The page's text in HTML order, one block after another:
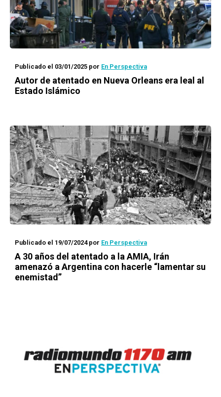
Publicado el 03/01/2025 por En Perspectiva
Autor de atentado en Nueva Orleans era leal al
Estado Islámico
Publicado el 19/07/2024por En Perspectiva
A 30 años del atentado a la AMIA, Irán
amenazó a Argentina con hacerle “lamentar su
enemistad”